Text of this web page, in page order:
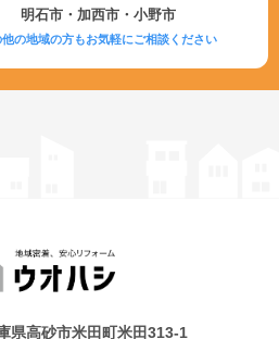
明石市・加西市・小野市
他の地域の方もお気軽にご相談ください
高砂市米田町米田313-1